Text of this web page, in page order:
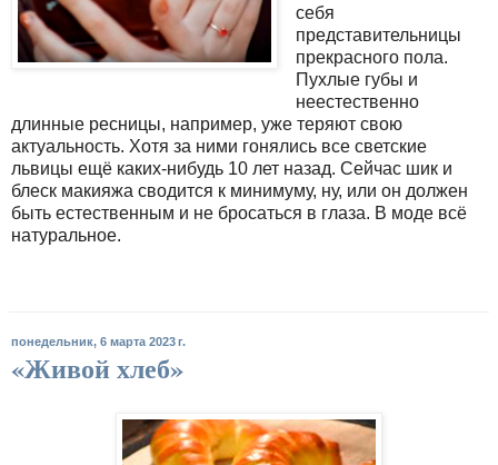
себя
представительницы
прекрасного пола.
Пухлые губы и
неестественно
длинные ресницы, например, уже теряют свою
актуальность. Хотя за ними гонялись все светские
львицы ещё каких-нибудь 10 лет назад. Сейчас шик и
блеск макияжа сводится к минимуму, ну, или он должен
быть естественным и не бросаться в глаза. В моде всё
натуральное.
понедельник, 6 марта 2023 г.
«Живой хлеб»